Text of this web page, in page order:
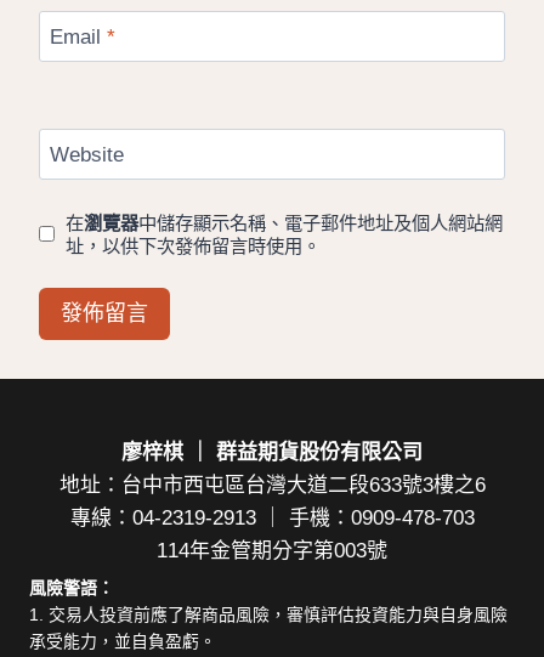
Email *
Website
在瀏覽器中儲存顯示名稱、電子郵件地址及個人網站網
址，以供下次發佈留言時使用。
廖梓棋 ｜ 群益期貨股份有限公司
地址：台中市西屯區台灣大道二段633號3樓之6
專線：04-2319-2913 ｜ 手機：0909-478-703
114年金管期分字第003號
風險警語：
1. 交易人投資前應了解商品風險，審慎評估投資能力與自身風險
承受能力，並自負盈虧。